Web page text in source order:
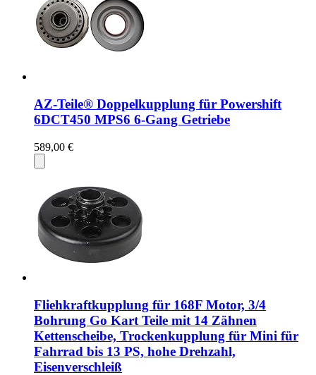
AZ-Teile® Doppelkupplung für Powershift
6DCT450 MPS6 6-Gang Getriebe
589,00 €
Fliehkraftkupplung für 168F Motor, 3/4
Bohrung Go Kart Teile mit 14 Zähnen
Kettenscheibe, Trockenkupplung für Mini für
Fahrrad bis 13 PS, hohe Drehzahl,
Eisenverschleiß